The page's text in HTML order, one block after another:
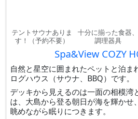
テントサウナありま
す！（予約不要）
十分に揃った食器、
調理器具
Spa&View COZY
自然と星空に囲まれたペットと泊ま
ログハウス（サウナ、BBQ）です。
デッキから見えるのは一面の相模湾
は、大島から登る朝日が海を輝かせ
眺めながら眠りにつきます。